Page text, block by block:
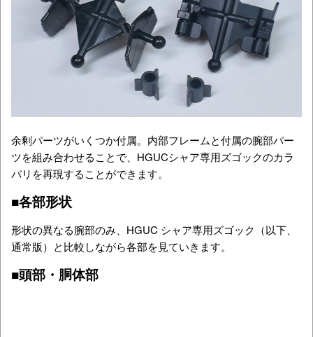
余剰パーツがいくつか付属。内部フレームと付属の腕部パー
ツを組み合わせることで、HGUCシャア専用ズゴックのカラ
バリを再現することができます。
■各部形状
形状の異なる腕部のみ、HGUC シャア専用ズゴック（以下、
通常版）と比較しながら各部を見ていきます。
■頭部・胴体部